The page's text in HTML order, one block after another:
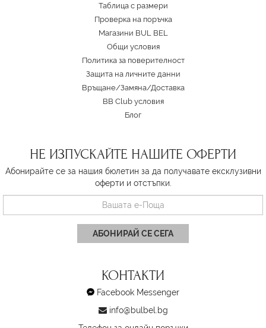
Таблица с размери
Проверка на поръчка
Магазини BUL BEL
Oбщи условия
Политика за поверителност
Защита на личните данни
Връщане/Замяна/Доставка
BB Club условия
Блог
НЕ ИЗПУСКАЙТЕ НАШИТЕ ОФЕРТИ
Абонирайте се за нашия бюлетин за да получавате ексклузивни
оферти и отстъпки.
АБОНИРАЙ СЕ СЕГА
КОНТАКТИ
Facebook Messenger
info@bulbel.bg